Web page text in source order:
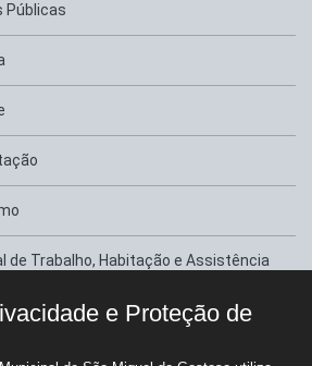
Públicas
de Trabalho, Habitação e Assistência
Juventude e Lazer
e Proteção de